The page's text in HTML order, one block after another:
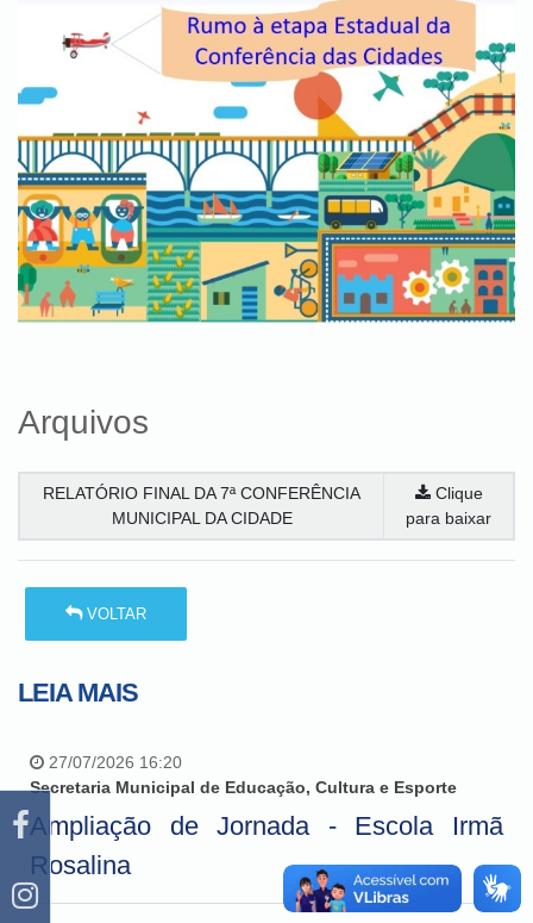
Arquivos
RELATÓRIO FINAL DA 7ª CONFERÊNCIA
MUNICIPAL DA CIDADE
Clique
para baixar
VOLTAR
LEIA MAIS
27/07/2026 16:20
Secretaria Municipal de Educação, Cultura e Esporte
Ampliação de Jornada - Escola Irmã
Rosalina